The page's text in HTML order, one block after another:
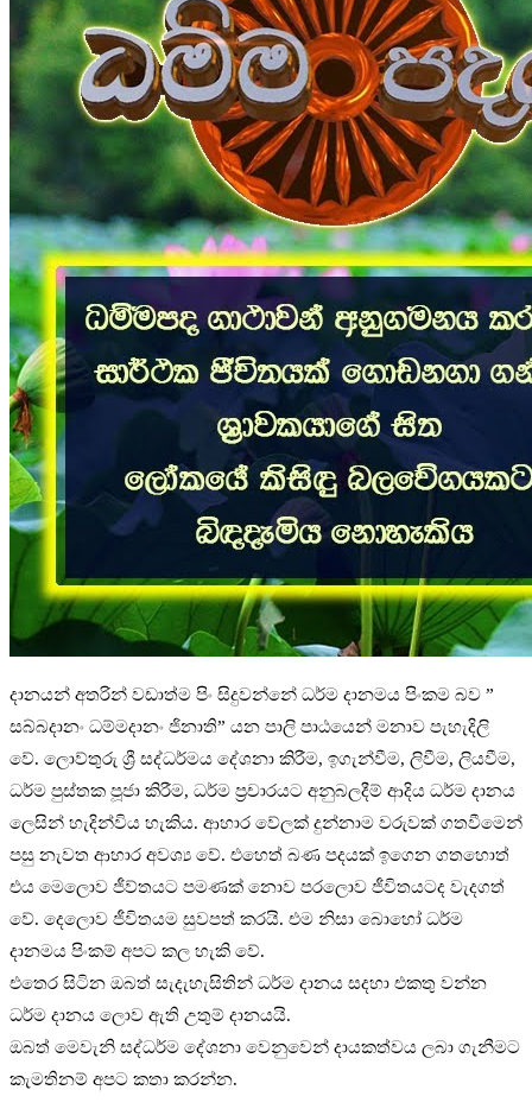
දානයන් අතරින් වඩාත්ම පිං සිදුවන්නේ ධර්ම දානමය පිංකම බව ”
සබ්බදානං ධම්මදානං ජිනාති” යන පාලි පාඨයෙන් මනාව පැහැදිලි
වේ. ලොව්තුරු ශ්‍රී සද්ධර්මය දේශනා කිරීම, ඉගැන්වීම, ලිවීම, ලියවීම,
ධර්ම පුස්තක පූජා කිරීම, ධර්ම ප්‍රචාරයට අනුබලදීම් ආදිය ධර්ම දානය
ලෙසින් හැදින්විය හැකිය. ආහාර වේලක් දුන්නාම වරුවක් ගතවීමෙන්
පසු නැවත ආහාර අවශ්‍ය වේ. එහෙත් බණ පදයක් ඉගෙන ගතහොත්
එය මෙලොව ජීව්තයට පමණක් නොව පරලොව ජීවිතයටද වැදගත්
වේ. දෙලොව ජීවිතයම සුවපත් කරයි. එම නිසා බොහෝ ධර්ම
දානමය පිංකම් අපට කල හැකි වේ.
එතෙර සිටින ඔබත් සැදැහැසිතින් ධර්ම දානය සදහා එකතු වන්න
ධර්ම දානය ලොව ඇති උතුම් දානයයි.
ඔබත් මෙවැනි සද්ධර්ම දේශනා වෙනුවෙන් දායකත්වය ලබා ගැනීමට
කැමතිනම් අපට කතා කරන්න.